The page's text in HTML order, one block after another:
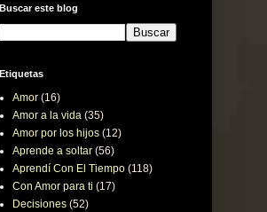
Buscar este blog
Etiquetas
Amor (16)
Amor a la vida (35)
Amor por los hijos (12)
Aprende a soltar (56)
Aprendí Con El Tiempo (118)
Con Amor para ti (17)
Decisiones (52)